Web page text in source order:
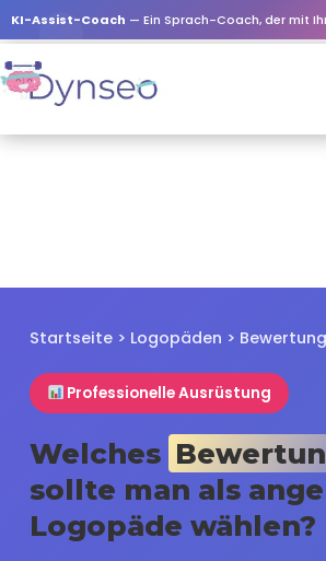
KI-Assist-Coach — Ein Sprach-Coach, der mit Ihren Lieben
Startseite > Logopäden >
Professionelle Ausrüstung
Welches
sollte man als
Logopäde wählen?